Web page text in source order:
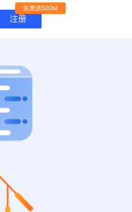
注册
免费送500M